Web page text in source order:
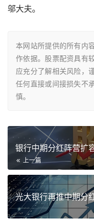
邬大夫。
本网站所提供的所有内
作依据。股票配资具有
应充分了解相关风险，
任何直接或间接损失不
慎。
上一篇